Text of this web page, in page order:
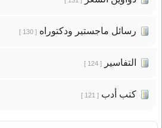
رسائل ماجستير ودكتوراه[ 130 ]
التفاسير[ 124 ]
كتب أدب[ 121 ]